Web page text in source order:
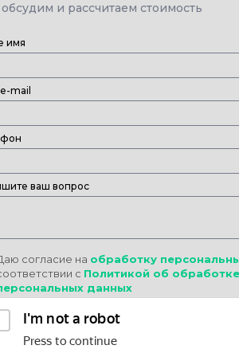
и рассчитаем стоимость
имя
mail
ваш вопрос
согласие на обработку
с Политикой об
данных